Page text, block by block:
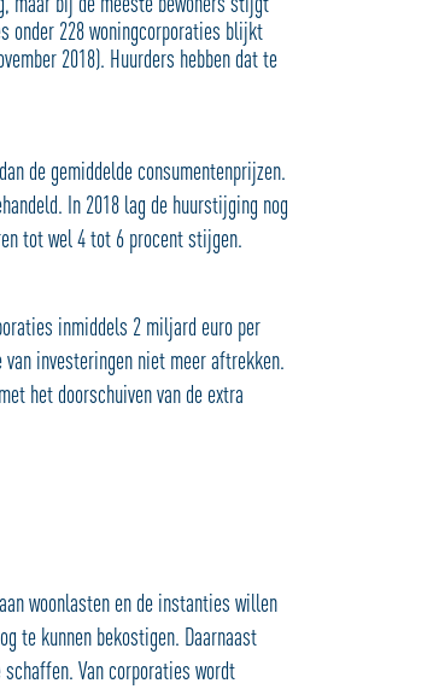
onder 228 woningcorporaties blijkt
2018). Huurders hebben dat te
de gemiddelde consumentenprijzen.
In 2018 lag de huurstijging nog
tot wel 4 tot 6 procent stijgen.
inmiddels 2 miljard euro per
van investeringen niet meer aftrekken.
het doorschuiven van de extra
woonlasten en de instanties willen
te kunnen bekostigen. Daarnaast
Van corporaties wordt